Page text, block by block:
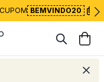
CUPOM BEMVINDO20